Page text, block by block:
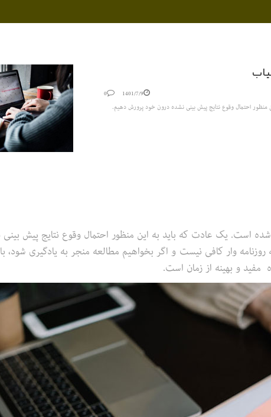
1401/7/9
0
احتمال وقوع نتایج پیش بینی نشده درون خود پرورش دهیم.
است. یک عادت که باید به این منظور احتمال وقوع نتایج پیش
وار کافی نیست و اگر بخواهیم مطالعه منجر به یادگیری شود،
مفید و بهینه از زمان است.